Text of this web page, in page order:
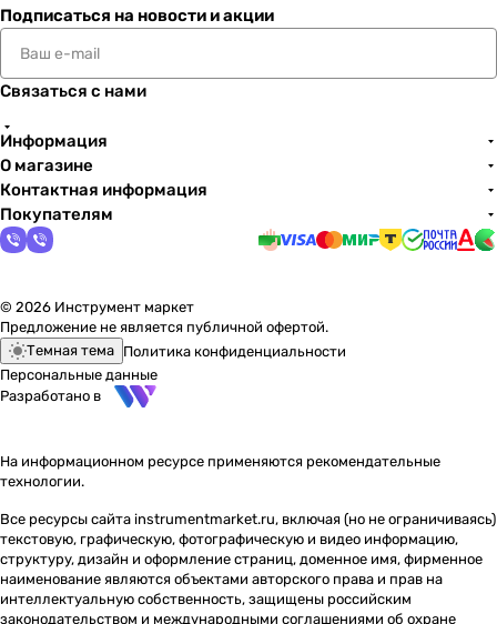
Подписаться на новости и акции
Связаться с нами
Информация
О магазине
Контактная информация
Покупателям
© 2026 Инструмент маркет
Предложение не является публичной офертой.
Темная тема Политика конфиденциальности
Персональные данные
Разработано в
На информационном ресурсе применяются рекомендательные
технологии.
Все ресурсы сайта instrumentmarket.ru, включая (но не ограничиваясь)
текстовую, графическую, фотографическую и видео информацию,
структуру, дизайн и оформление страниц, доменное имя, фирменное
наименование являются объектами авторского права и прав на
интеллектуальную собственность, защищены российским
законодательством и международными соглашениями об охране